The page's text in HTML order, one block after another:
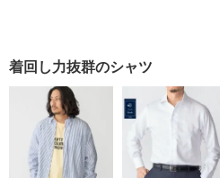
着回し力抜群のシャツ